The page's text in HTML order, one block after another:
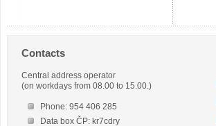
Contacts
Central address operator
(on workdays from 08.00 to 15.00.)
Phone: 954 406 285
Data box ČP: kr7cdry